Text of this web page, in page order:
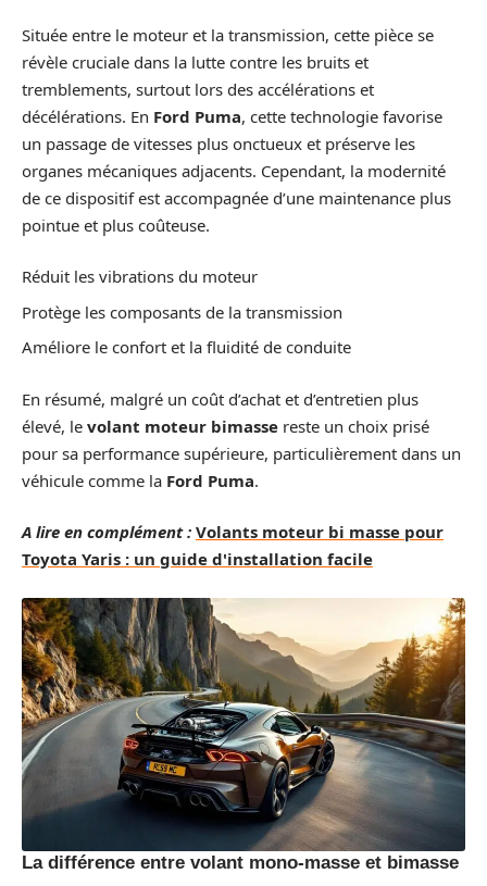
Située entre le moteur et la transmission, cette pièce se
révèle cruciale dans la lutte contre les bruits et
tremblements, surtout lors des accélérations et
décélérations. En Ford Puma, cette technologie favorise
un passage de vitesses plus onctueux et préserve les
organes mécaniques adjacents. Cependant, la modernité
de ce dispositif est accompagnée d’une maintenance plus
pointue et plus coûteuse.
Réduit les vibrations du moteur
Protège les composants de la transmission
Améliore le confort et la fluidité de conduite
En résumé, malgré un coût d’achat et d’entretien plus
élevé, le volant moteur bimasse reste un choix prisé
pour sa performance supérieure, particulièrement dans un
véhicule comme la Ford Puma.
A lire en complément : Volants moteur bi masse pour
Toyota Yaris : un guide d'installation facile
La différence entre volant mono-masse et bimasse